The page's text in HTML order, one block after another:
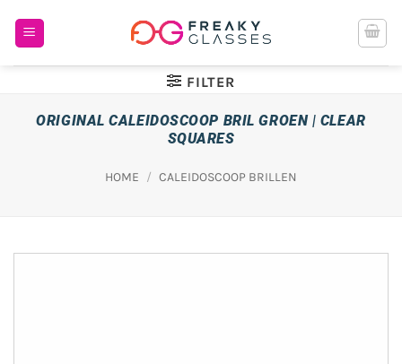
naar
FILTER
ORIGINAL CALEIDOSCOOP BRIL GROEN | CLEAR
SQUARES
HOME / CALEIDOSCOOP BRILLEN